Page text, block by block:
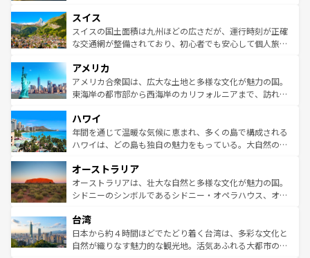
れる地方に足を運ぶとそれぞれで全く異なる文化を体験で
きるだろう。 なお、新着のフランス情報はコンテンツ一覧
を参照してほしい。
は、お酒好きな人にはぜひ体験してほしい。 なお、新着の
ドイツ情報はコンテンツ一覧を参照してほしい。
リアごとに異なる魅力がある。また、優雅なアフタヌーン
ティー、ビール好きにはたまらない英国パブ、サッカー観
戦など、本場だからこそできる体験も豊富。イギリスを旅
ンツ一覧を参照してほしい。
スイス
スイスの国土面積は九州ほどの広さだが、運行時刻が正確
な交通網が整備されており、初心者でも安心して個人旅行
の建物がそのまま残る町や、スイスならではのユニークな
博物館もあり、アルプス観光だけでなく町歩きも満喫する
ことができる。国民の所得が高いため物価も高いが、旅行
ば市内交通費無料で観光を楽しむこともできる。 なお、新
着のスイス情報はコンテンツ一覧を参照してほしい。
アメリカ
アメリカ合衆国は、広大な土地と多様な文化が魅力の国。
東海岸の都市部から西海岸のカリフォルニアまで、訪れる
のような巨大都市は、観光、ショッピング、エンターテイ
ンメントが詰まった刺激的なスポットだ。一方、アメリカ
西部には大自然が広がり、グランドキャニオンやイエロー
部のニューオーリンズでは、音楽と美食が融合した独特の
文化が魅力。旅行者はアメリカの各地域で異なる魅力を楽
しみながら、その多様性と豊かな歴史を感じることができ
ならではの贅沢な旅のスタイルだ。 なお、新着のアメリカ
情報はコンテンツ一覧を参照してほしい。
ハワイ
年間を通じて温暖な気候に恵まれ、多くの島で構成される
ハワイは、どの島も独自の魅力をもっている。大自然の神
ワイ島は見逃せない。また、定番の観光地といえばオアフ
島だが、静かな自然を求めるならマウイ島やカウアイ島が
おすすめ。エメラルドグリーンに輝く海をはじめ、豊かな
れるおもてなしの心で訪れる人々を迎えてくれるハワイの
人々、おいしいローカルフードやハワイアンミュージッ
ク、伝統的なフラダンスなど、すべてがハワイの魅力を彩
オーストラリア
オーストラリアは、壮大な自然と多様な文化が魅力の国。
シドニーのシンボルであるシドニー・オペラハウス、オー
リアリーフや大陸中央部にそびえるウルル（エアーズロッ
ク）、タスマニアの美しい原生林やケアンズの熱帯雨林な
ど、見どころがたくさん。また、カフェやワイン、オージ
台湾
日本から約４時間ほどでたどり着く台湾は、多彩な文化と
自然が織りなす魅力的な観光地。活気あふれる大都市の台